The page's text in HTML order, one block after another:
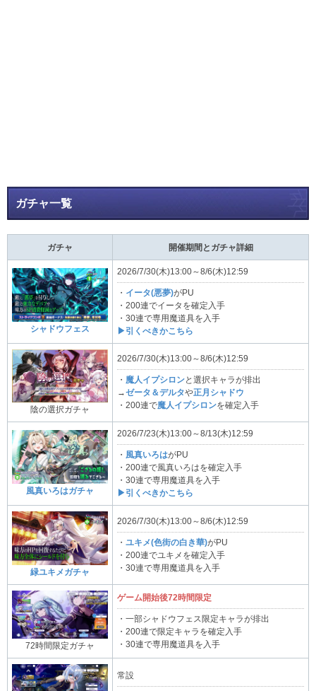
ガチャ一覧
ガチャ 開催期間とガチャ詳細
シャドウフェス
2026/7/30(木)13:00～8/6(木)12:59
・ イータ(悪夢)がPU
・200連でイータを確定入手
・30連で専用魔道具を入手
▶引くべきかこちら
陰の選択ガチャ
2026/7/30(木)13:00～8/6(木)12:59
・ 魔人イプシロンと選択キャラが排出
→ゼータ＆デルタや正月シャドウ
・200連で魔人イプシロンを確定入手
風真いろはガチャ
2026/7/23(木)13:00～8/13(木)12:59
・ 風真いろはがPU
・200連で風真いろはを確定入手
・30連で専用魔道具を入手
▶引くべきかこちら
緑ユキメガチャ
2026/7/30(木)13:00～8/6(木)12:59
・ ユキメ(色街の白き華)がPU
・200連でユキメを確定入手
・30連で専用魔道具を入手
72時間限定ガチャ
ゲーム開始後72時間限定
・一部シャドウフェス限定キャラが排出
・200連で限定キャラを確定入手
・30連で専用魔道具を入手
常設